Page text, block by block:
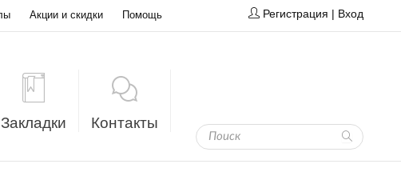
Акции и скидки Помощь Регистрация | Вход
Закладки Контакты